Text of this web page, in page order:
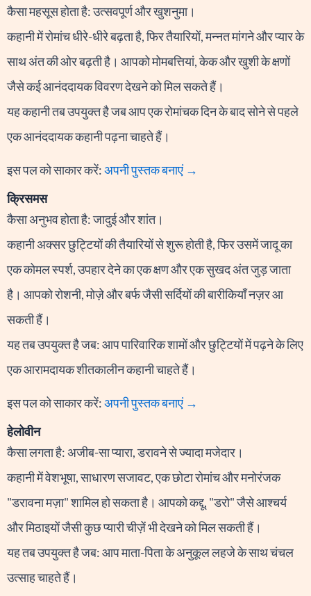
कैसा महसूस होता है: उत्सवपूर्ण और खुशनुमा।
कहानी में रोमांच धीरे-धीरे बढ़ता है, फिर तैयारियों, मन्नत मांगने और प्यार के
साथ अंत की ओर बढ़ती है। आपको मोमबत्तियां, केक और खुशी के क्षणों
जैसे कई आनंददायक विवरण देखने को मिल सकते हैं।
यह कहानी तब उपयुक्त है जब आप एक रोमांचक दिन के बाद सोने से पहले
एक आनंददायक कहानी पढ़ना चाहते हैं।
इस पल को साकार करें:अपनी पुस्तक बनाएं →
क्रिसमस
कैसा अनुभव होता है: जादुई और शांत।
कहानी अक्सर छुट्टियों की तैयारियों से शुरू होती है, फिर उसमें जादू का
एक कोमल स्पर्श, उपहार देने का एक क्षण और एक सुखद अंत जुड़ जाता
है। आपको रोशनी, मोज़े और बर्फ जैसी सर्दियों की बारीकियाँ नज़र आ
सकती हैं।
यह तब उपयुक्त है जब: आप पारिवारिक शामों और छुट्टियों में पढ़ने के लिए
एक आरामदायक शीतकालीन कहानी चाहते हैं।
इस पल को साकार करें:अपनी पुस्तक बनाएं →
हेलोवीन
कैसा लगता है: अजीब-सा प्यारा, डरावने से ज्यादा मजेदार।
कहानी में वेशभूषा, साधारण सजावट, एक छोटा रोमांच और मनोरंजक
"डरावना मज़ा" शामिल हो सकता है। आपको कद्दू, "डरो" जैसे आश्चर्य
और मिठाइयों जैसी कुछ प्यारी चीज़ें भी देखने को मिल सकती हैं।
यह तब उपयुक्त है जब: आप माता-पिता के अनुकूल लहजे के साथ चंचल
उत्साह चाहते हैं।